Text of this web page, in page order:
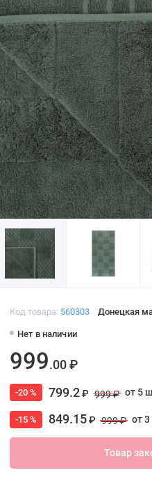
Код товара: 560303 Донецкая
Нет в наличии
999.00 ₽
-20 % 799.2₽ 999 ₽ от 5
-15 % 849.15₽ 999 ₽ от
Товар